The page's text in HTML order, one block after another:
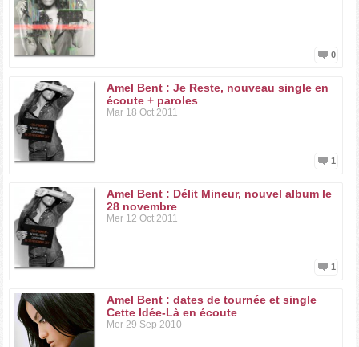
0
Amel Bent : Je Reste, nouveau single en
écoute + paroles
Mar 18 Oct 2011
1
Amel Bent : Délit Mineur, nouvel album le
28 novembre
Mer 12 Oct 2011
1
Amel Bent : dates de tournée et single
Cette Idée-Là en écoute
Mer 29 Sep 2010